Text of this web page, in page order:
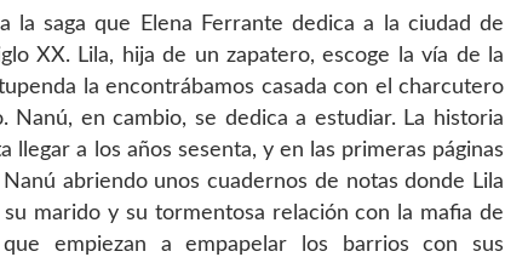
la saga que Elena Ferrante dedica a la ciudad de
XX. Lila, hija de un zapatero, escoge la vía de la
la encontrábamos casada con el charcutero
en cambio, se dedica a estudiar. La historia
llegar a los años sesenta, y en las primeras páginas
abriendo unos cuadernos de notas donde Lila
marido y su tormentosa relación con la mafia de
empiezan a empapelar los barrios con sus